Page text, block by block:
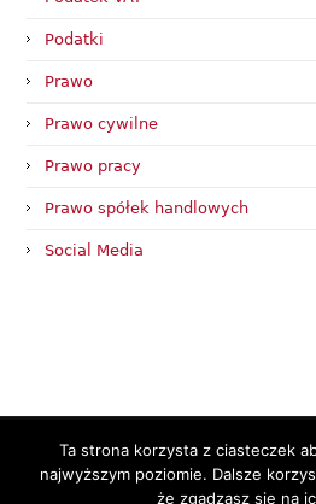
Podatki
Prawo
Prawo cywilne
Prawo pracy
Prawo spółek handlowych
Social Media
© 2017 - 2024Kancelaria Walterowicz-
podatkowy || Poznań, ul. Piaskowa 3/
GreenWeb||Polityka
Ta strona korzysta z ciasteczek
najwyższym poziomie. Dalsze
że zgadzasz się na